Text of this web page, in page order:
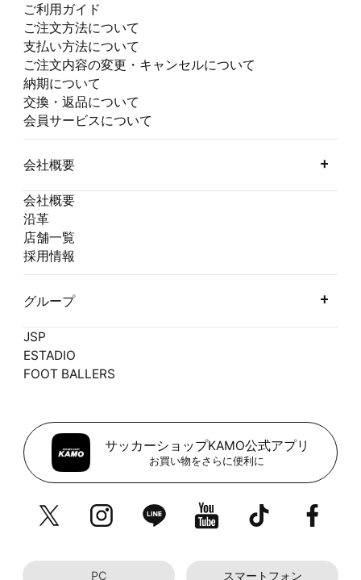
ご利用ガイド
ご注文方法について
支払い方法について
ご注文内容の変更・キャンセルについて
納期について
交換・返品について
会員サービスについて
会社概要
会社概要
沿革
店舗一覧
採用情報
グループ
JSP
ESTADIO
FOOT BALLERS
サッカーショップKAMO公式アプリ
お買い物をさらに便利に
PC スマートフォン